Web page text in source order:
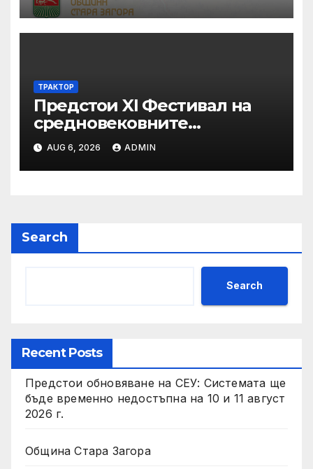
ТРАКТОР
Предстои XI Фестивал на
средновековните
традиции, бит и култура
„Калето
AUG 6, 2026 ADMIN
Search
Search
Recent Posts
Предстои обновяване на СЕУ: Системата ще
бъде временно недостъпна на 10 и 11 август
2026 г.
Община Стара Загора